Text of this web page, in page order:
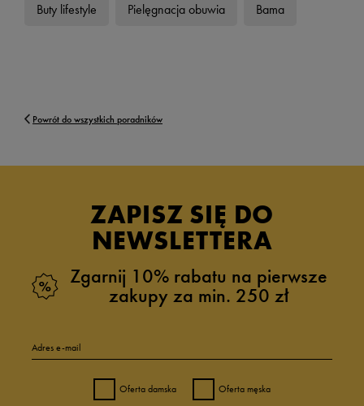
Buty lifestyle Pielęgnacja obuwia Bama
Powrót do wszystkich poradników
ZAPISZ SIĘ DO
NEWSLETTERA
Zgarnij 10% rabatu na pierwsze
zakupy za min. 250 zł
Adres e-mail
Oferta damska Oferta męska